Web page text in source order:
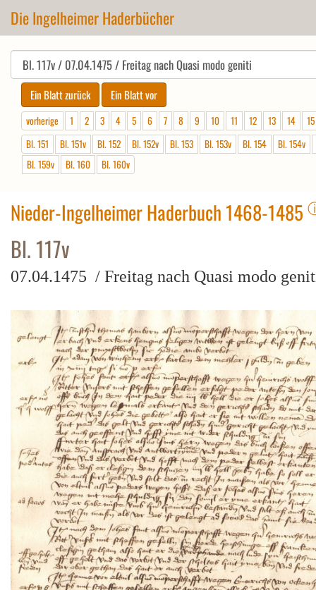
Die Ingelheimer Haderbücher
vorherige 1 2 3 4 5 6 7 8 9 10 11 12 13 14
15
Bl. 151
Bl. 151v Bl. 152 Bl. 152v Bl. 153 Bl. 153v Bl. 154
Bl. 154v
Bl. 159v
Bl. 160 Bl. 160v
Nieder-Ingelheimer Haderbuch 1468-1485
Bl. 117v
07.04.1475 / Freitag nach Quasi modo